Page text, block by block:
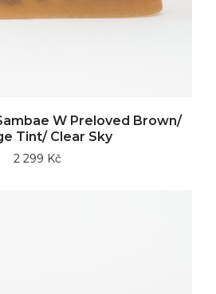
W Preloved Brown/
Tint/ Clear Sky
2 299 Kč